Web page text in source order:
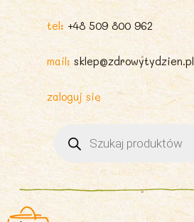
tel: +48 509 800 962
mail: sklep@zdrowytydzien.pl
zaloguj się
produktów